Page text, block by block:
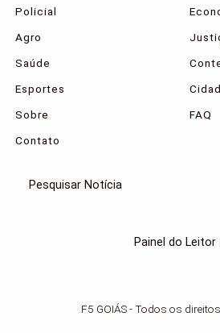
Policial
Agro
Saúde
Esportes
Sobre
FAQ
Contato
Pesquisar Notícia
Painel do Leitor
F5 GOIÁS - Todos os
experiência de navegação. Ao
PARA MAIS INFORMAÇÕES,
ACESSE